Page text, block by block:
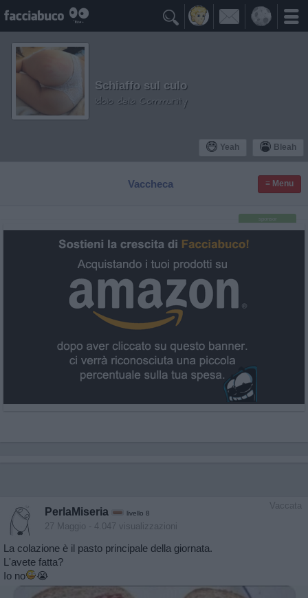

Yeah Bleah
Schiaffo sul culo
Idolo della Community
Vaccheca ≡ Menu
Vaccata
PerlaMiseria livello 8
27 Maggio - 4.047 visualizzazioni
La colazione è il pasto principale della giornata.
L'avete fatta?
Io no
😭